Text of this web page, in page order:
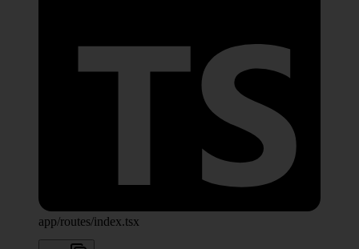
app/routes/index.tsx